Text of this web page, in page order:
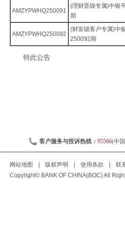
AMZYPWHQ250091
(理财晋级专属)中银
期
AMZYPWHQ250092
(财富级客户专属)中
250092期
特此公告
客户服务与投诉热线： 95566(中
网站地图 版权声明 使用条款 联
Copyright© BANK OF CHINA(BOC) All